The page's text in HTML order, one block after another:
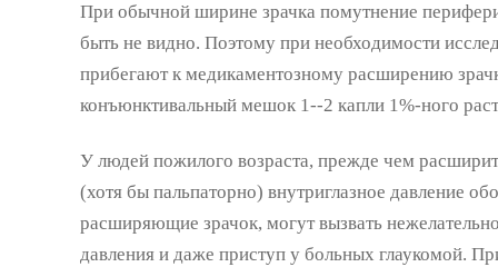
При обычной ширине зрачка помутнение
быть не видно. Поэтому при необходимости
прибегают к медикаментозному расширению
конъюнктивальный мешок 1--2 капли 1%-ного
У людей пожилого возраста, прежде чем
(хотя бы пальпаторно) внутриглазное давление
расширяющие зрачок, могут вызвать
давления и даже приступ у больных глаукомой.